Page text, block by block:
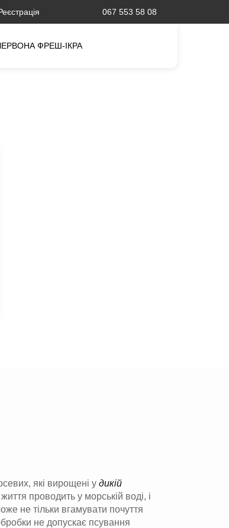
067 553 58 08
ФРЕШ-ІКРА
які вирощені у дикій
проводить у морській воді, і
не тільки вгамувати почуття
не допускає псування